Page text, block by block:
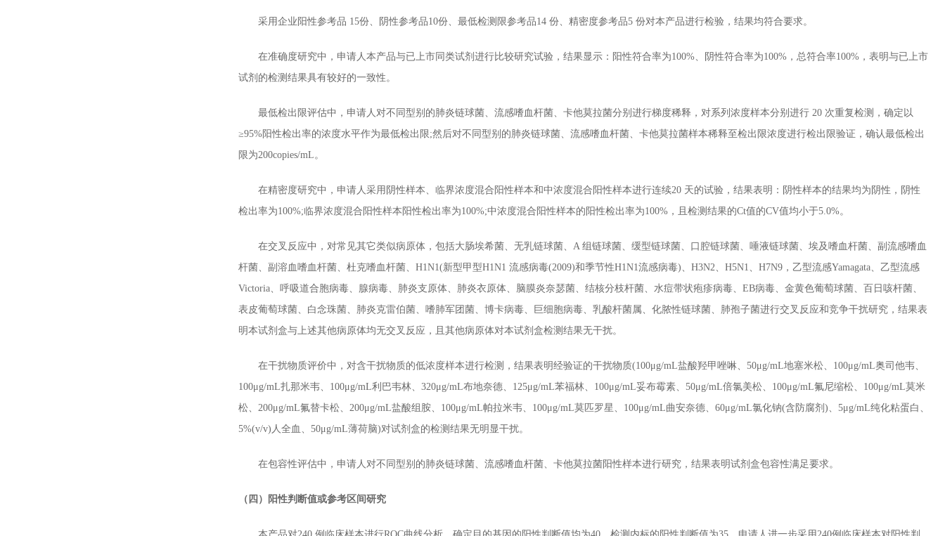
采用企业阳性参考品 15份、阴性参考品10份、最低检测限参考品14 份、精密度参考品5 份对本产品进行检验，结果均符合要求。
在准确度研究中，申请人本产品与已上市同类试剂进行比较研究试验，结果显示：阳性符合率为100%、阴性符合率为100%，总符合率100%，表明与已上市
试剂的检测结果具有较好的一致性。
最低检出限评估中，申请人对不同型别的肺炎链球菌、流感嗜血杆菌、卡他莫拉菌分别进行梯度稀释，对系列浓度样本分别进行 20 次重复检测，确定以
≥95%阳性检出率的浓度水平作为最低检出限;然后对不同型别的肺炎链球菌、流感嗜血杆菌、卡他莫拉菌样本稀释至检出限浓度进行检出限验证，确认最低检出
限为200copies/mL。
在精密度研究中，申请人采用阴性样本、临界浓度混合阳性样本和中浓度混合阳性样本进行连续20 天的试验，结果表明：阴性样本的结果均为阴性，阴性
检出率为100%;临界浓度混合阳性样本阳性检出率为100%;中浓度混合阳性样本的阳性检出率为100%，且检测结果的Ct值的CV值均小于5.0%。
在交叉反应中，对常见其它类似病原体，包括大肠埃希菌、无乳链球菌、A 组链球菌、缓型链球菌、口腔链球菌、唾液链球菌、埃及嗜血杆菌、副流感嗜血
杆菌、副溶血嗜血杆菌、杜克嗜血杆菌、H1N1(新型甲型H1N1 流感病毒(2009)和季节性H1N1流感病毒)、H3N2、H5N1、H7N9，乙型流感Yamagata、乙型流感
Victoria、呼吸道合胞病毒、腺病毒、肺炎支原体、肺炎衣原体、脑膜炎奈瑟菌、结核分枝杆菌、水痘带状疱疹病毒、EB病毒、金黄色葡萄球菌、百日咳杆菌、
表皮葡萄球菌、白念珠菌、肺炎克雷伯菌、嗜肺军团菌、博卡病毒、巨细胞病毒、乳酸杆菌属、化脓性链球菌、肺孢子菌进行交叉反应和竞争干扰研究，结果表
明本试剂盒与上述其他病原体均无交叉反应，且其他病原体对本试剂盒检测结果无干扰。
在干扰物质评价中，对含干扰物质的低浓度样本进行检测，结果表明经验证的干扰物质(100μg/mL盐酸羟甲唑啉、50μg/mL地塞米松、100μg/mL奥司他韦、
100μg/mL扎那米韦、100μg/mL利巴韦林、320μg/mL布地奈德、125μg/mL苯福林、100μg/mL妥布霉素、50μg/mL倍氯美松、100μg/mL氟尼缩松、100μg/mL莫米
松、200μg/mL氟替卡松、200μg/mL盐酸组胺、100μg/mL帕拉米韦、100μg/mL莫匹罗星、100μg/mL曲安奈德、60μg/mL氯化钠(含防腐剂)、5μg/mL纯化粘蛋白、
5%(v/v)人全血、50μg/mL薄荷脑)对试剂盒的检测结果无明显干扰。
在包容性评估中，申请人对不同型别的肺炎链球菌、流感嗜血杆菌、卡他莫拉菌阳性样本进行研究，结果表明试剂盒包容性满足要求。
（四）阳性判断值或参考区间研究